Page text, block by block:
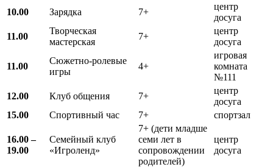
10.00
Зарядка 7+
центр
досуга
11.00
Творческая
мастерская
7+
центр
досуга
11.00
Сюжетно-ролевые
игры
4+
игровая
комната
№111
12.00
Клуб общения 7+
центр
досуга
15.00
Спортивный час 7+ спортзал
16.00 –
19.00
Семейный клуб
«Игроленд»
7+ (дети младше
семи лет в
сопровождении
родителей)
центр
досуга